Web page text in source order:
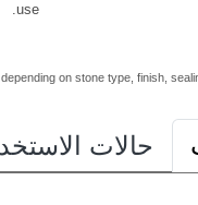
use.
on stone type, finish,
حالات